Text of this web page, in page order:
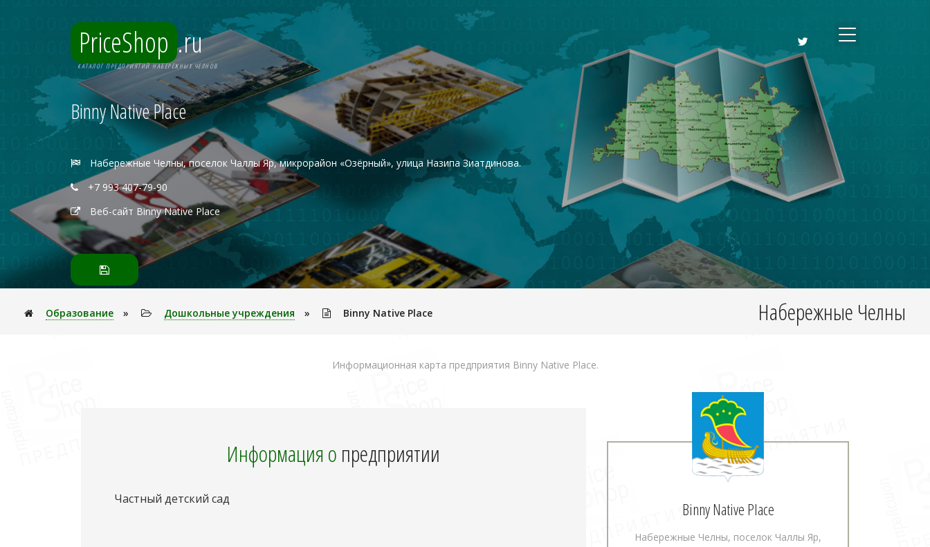
PriceShop .ru
КАТАЛОГ ПРЕДПРИЯТИЙ НАБЕРЕЖНЫХ ЧЕЛНОВ
Binny Native Place
Набережные Челны, поселок Чаллы Яр, микрорайон «Озёрный», улица Назипа Зиатдинова.
+7 993 407-79-90
Веб-сайт Binny Native Place
Образование » Дошкольные учреждения » Binny Native Place Набережные Челны
Информационная карта предприятия Binny Native Place.
Информация о предприятии
Частный детский сад Binny Native Place
Набережные Челны, поселок Чаллы Яр,